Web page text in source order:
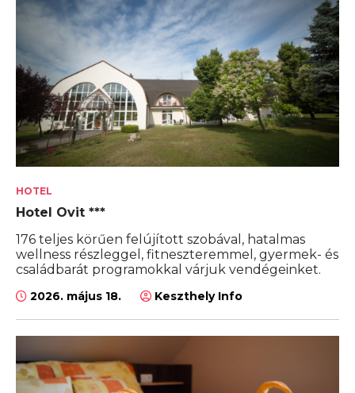
HOTEL
Hotel Ovit ***
176 teljes körűen felújított szobával, hatalmas
wellness részleggel, fitneszteremmel, gyermek- és
családbarát programokkal várjuk vendégeinket.
2026. május 18. Keszthely Info